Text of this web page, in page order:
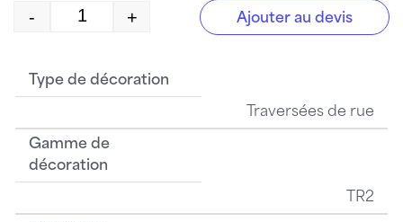
quantité de ISG0210-Bd
- + Ajouter au devis
Type de décoration
Traversées de rue
Gamme de
décoration
TR2